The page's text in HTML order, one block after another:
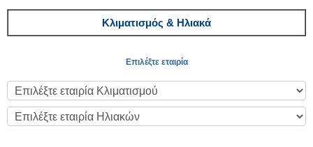
Κλιματισμός & Ηλιακά
Επιλέξτε εταιρία